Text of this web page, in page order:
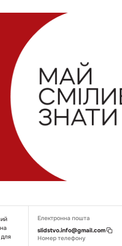
Електронна пошта
slidstvo.info@gmail.com
Номер телефону